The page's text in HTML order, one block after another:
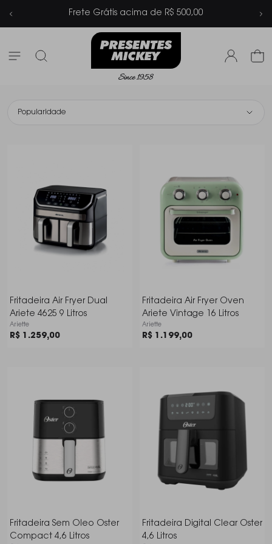
Parcelamento em até 6x sem juros
Popularidade
Fritadeira Air Fryer Dual
Ariete 4625 9 Litros
Ariette
R$ 1.259,00
Fritadeira Air Fryer Oven
Ariete Vintage 16 Litros
Ariette
R$ 1.199,00
Fritadeira Sem Oleo Oster
Compact 4,6 Litros
Fritadeira Digital Clear Oster
4,6 Litros